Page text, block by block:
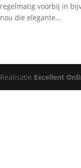
regelmatig voorbij in
nou die elegante...
Realisatie Excellent